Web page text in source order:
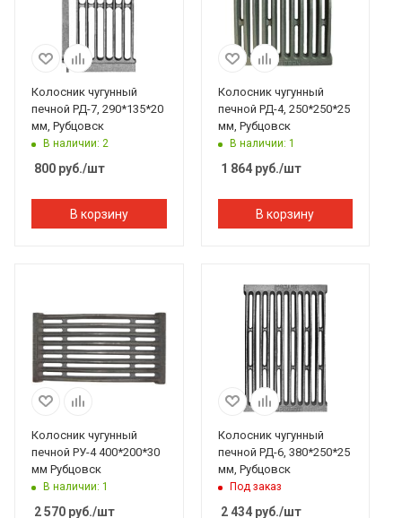
Колосник чугунный
печной РД-7, 290*135*20
мм, Рубцовск
В наличии: 2
800 руб./шт
В корзину
Колосник чугунный
печной РД-4, 250*250*25
мм, Рубцовск
В наличии: 1
1 864руб./шт
В корзину
Колосник чугунный
печной РУ-4 400*200*30
мм Рубцовск
В наличии: 1
2 570 руб./шт
Колосник чугунный
печной РД-6, 380*250*25
мм, Рубцовск
Под заказ
2 434руб./шт